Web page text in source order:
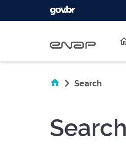
Search
Search